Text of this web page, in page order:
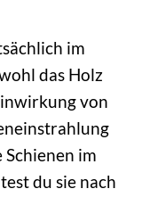
im
das Holz
von
im
du sie nach